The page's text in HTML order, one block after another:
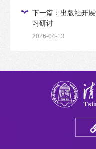
下一篇：出版社开
习研讨
2026-04-13